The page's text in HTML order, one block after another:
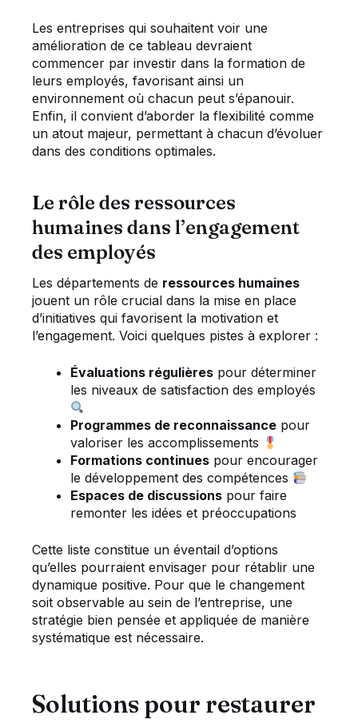
Les entreprises qui souhaitent voir une
amélioration de ce tableau devraient
commencer par investir dans la formation de
leurs employés, favorisant ainsi un
environnement où chacun peut s’épanouir.
Enfin, il convient d’aborder la flexibilité comme
un atout majeur, permettant à chacun d’évoluer
dans des conditions optimales.
Le rôle des ressources
humaines dans l’engagement
des employés
Les départements de ressources humaines
jouent un rôle crucial dans la mise en place
d’initiatives qui favorisent la motivation et
l’engagement. Voici quelques pistes à explorer :
Évaluations régulières pour déterminer
les niveaux de satisfaction des employés
Programmes de reconnaissance pour
valoriser les accomplissements
Formations continues pour encourager
le développement des compétences
Espaces de discussions pour faire
remonter les idées et préoccupations
Cette liste constitue un éventail d’options
qu’elles pourraient envisager pour rétablir une
dynamique positive. Pour que le changement
soit observable au sein de l’entreprise, une
stratégie bien pensée et appliquée de manière
systématique est nécessaire.
Solutions pour restaurer